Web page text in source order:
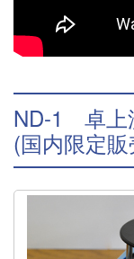
ND-1 卓上
(国内限定販